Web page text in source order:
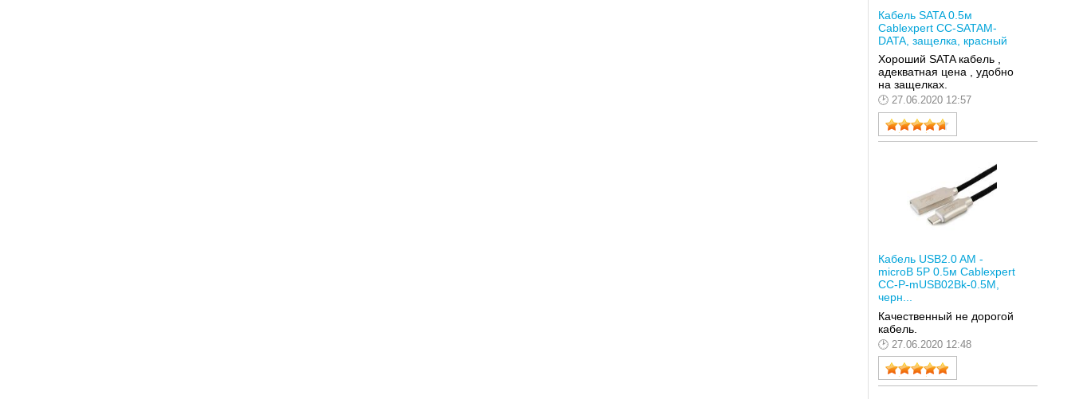
Кабель SATA 0.5м
Cablexpert CC-SATAM-
DATA, защелка, красный
Хороший SATA кабель ,
адекватная цена , удобно
на защелках.
27.06.2020 12:57
Кабель USB2.0 AM -
microB 5P 0.5м Cablexpert
CC-P-mUSB02Bk-0.5M,
черн...
Качественный не дорогой
кабель.
27.06.2020 12:48